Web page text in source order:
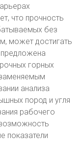
что прочность
без
может достигать
горных
анализа
пород и угля
рабочего
показатели